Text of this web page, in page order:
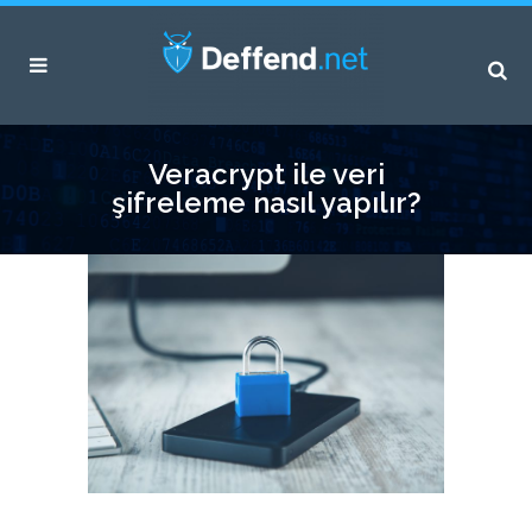
Veracrypt ile veri
şifreleme nasıl yapılır?